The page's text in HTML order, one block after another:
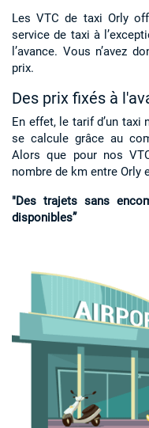
Les VTC de taxi Orly
service de taxi à
l’avance. Vous n’avez
prix.
Des prix fixés à
En effet, le tarif d’un taxi
se calcule grâce au
Alors que pour nos
nombre de km entre Orly
"Des trajets sans
disponibles”